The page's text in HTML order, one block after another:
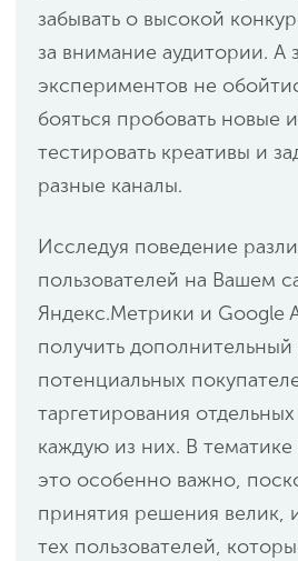
забывать о высокой
за внимание аудитории. А
экспериментов не
бояться пробовать новые
тестировать креативы и
разные каналы.
Исследуя поведение
пользователей на Вашем
Яндекс.Метрики и Google
получить
потенциальных
таргетирования
каждую из них. В
это особенно важно,
принятия решения велик,
тех пользователей,